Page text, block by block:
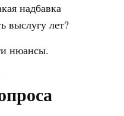
надбавка
выслугу лет?
нюансы.